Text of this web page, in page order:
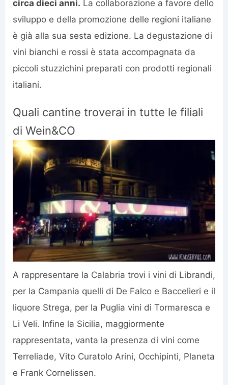
circa dieci anni. La collaborazione a favore dello
sviluppo e della promozione delle regioni italiane
è già alla sua sesta edizione. La degustazione di
vini bianchi e rossi è stata accompagnata da
piccoli stuzzichini preparati con prodotti regionali
italiani.
Quali cantine troverai in tutte le filiali
di Wein&CO
A rappresentare la Calabria trovi i vini di Librandi,
per la Campania quelli di De Falco e Baccelieri e il
liquore Strega, per la Puglia vini di Tormaresca e
Li Veli. Infine la Sicilia, maggiormente
rappresentata, vanta la presenza di vini come
Terreliade, Vito Curatolo Arini, Occhipinti, Planeta
e Frank Cornelissen.